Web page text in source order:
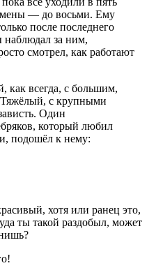
— до восьми. Ему
после последнего
наблюдал за ним,
смотрел, как работают
всегда, с большим,
с крупными
Один
который любил
подошёл к нему:
хотя или ранец это,
ты такой раздобыл, может